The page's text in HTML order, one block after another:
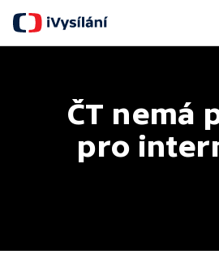
ČT nemá
pro